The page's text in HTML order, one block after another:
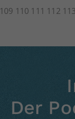
109 110 111 112 113
Der